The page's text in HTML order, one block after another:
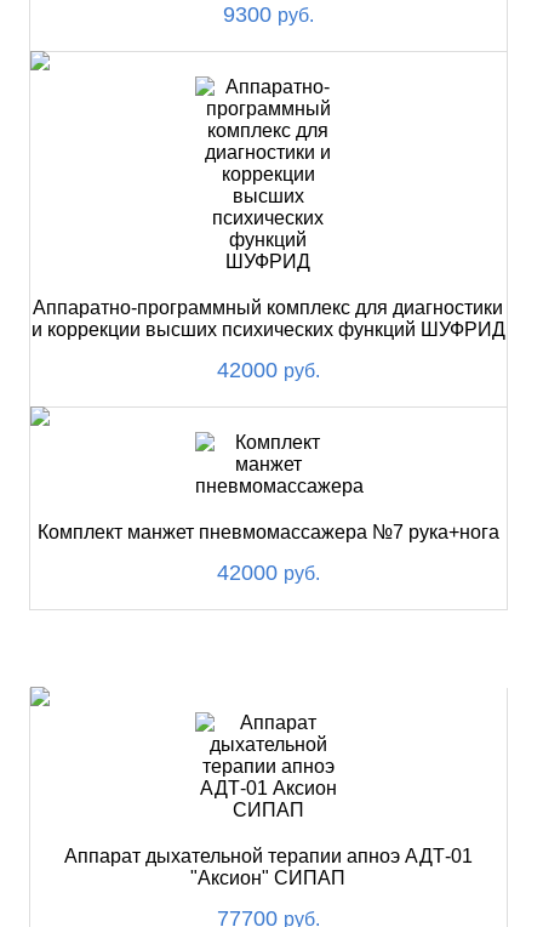
9300 руб.
Аппаратно-программный комплекс для диагностики
и коррекции высших психических функций ШУФРИД
42000 руб.
Комплект манжет пневмомассажера №7 рука+нога
42000 руб.
Аппарат дыхательной терапии апноэ АДТ-01
"Аксион" СИПАП
77700 руб.